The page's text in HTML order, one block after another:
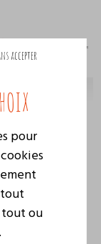
pour
ou
accepter